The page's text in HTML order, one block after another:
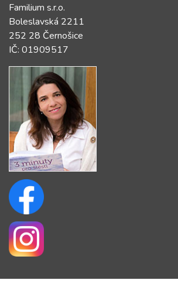
Familium s.r.o.
Boleslavská 2211
252 28 Černošice
IČ: 01909517